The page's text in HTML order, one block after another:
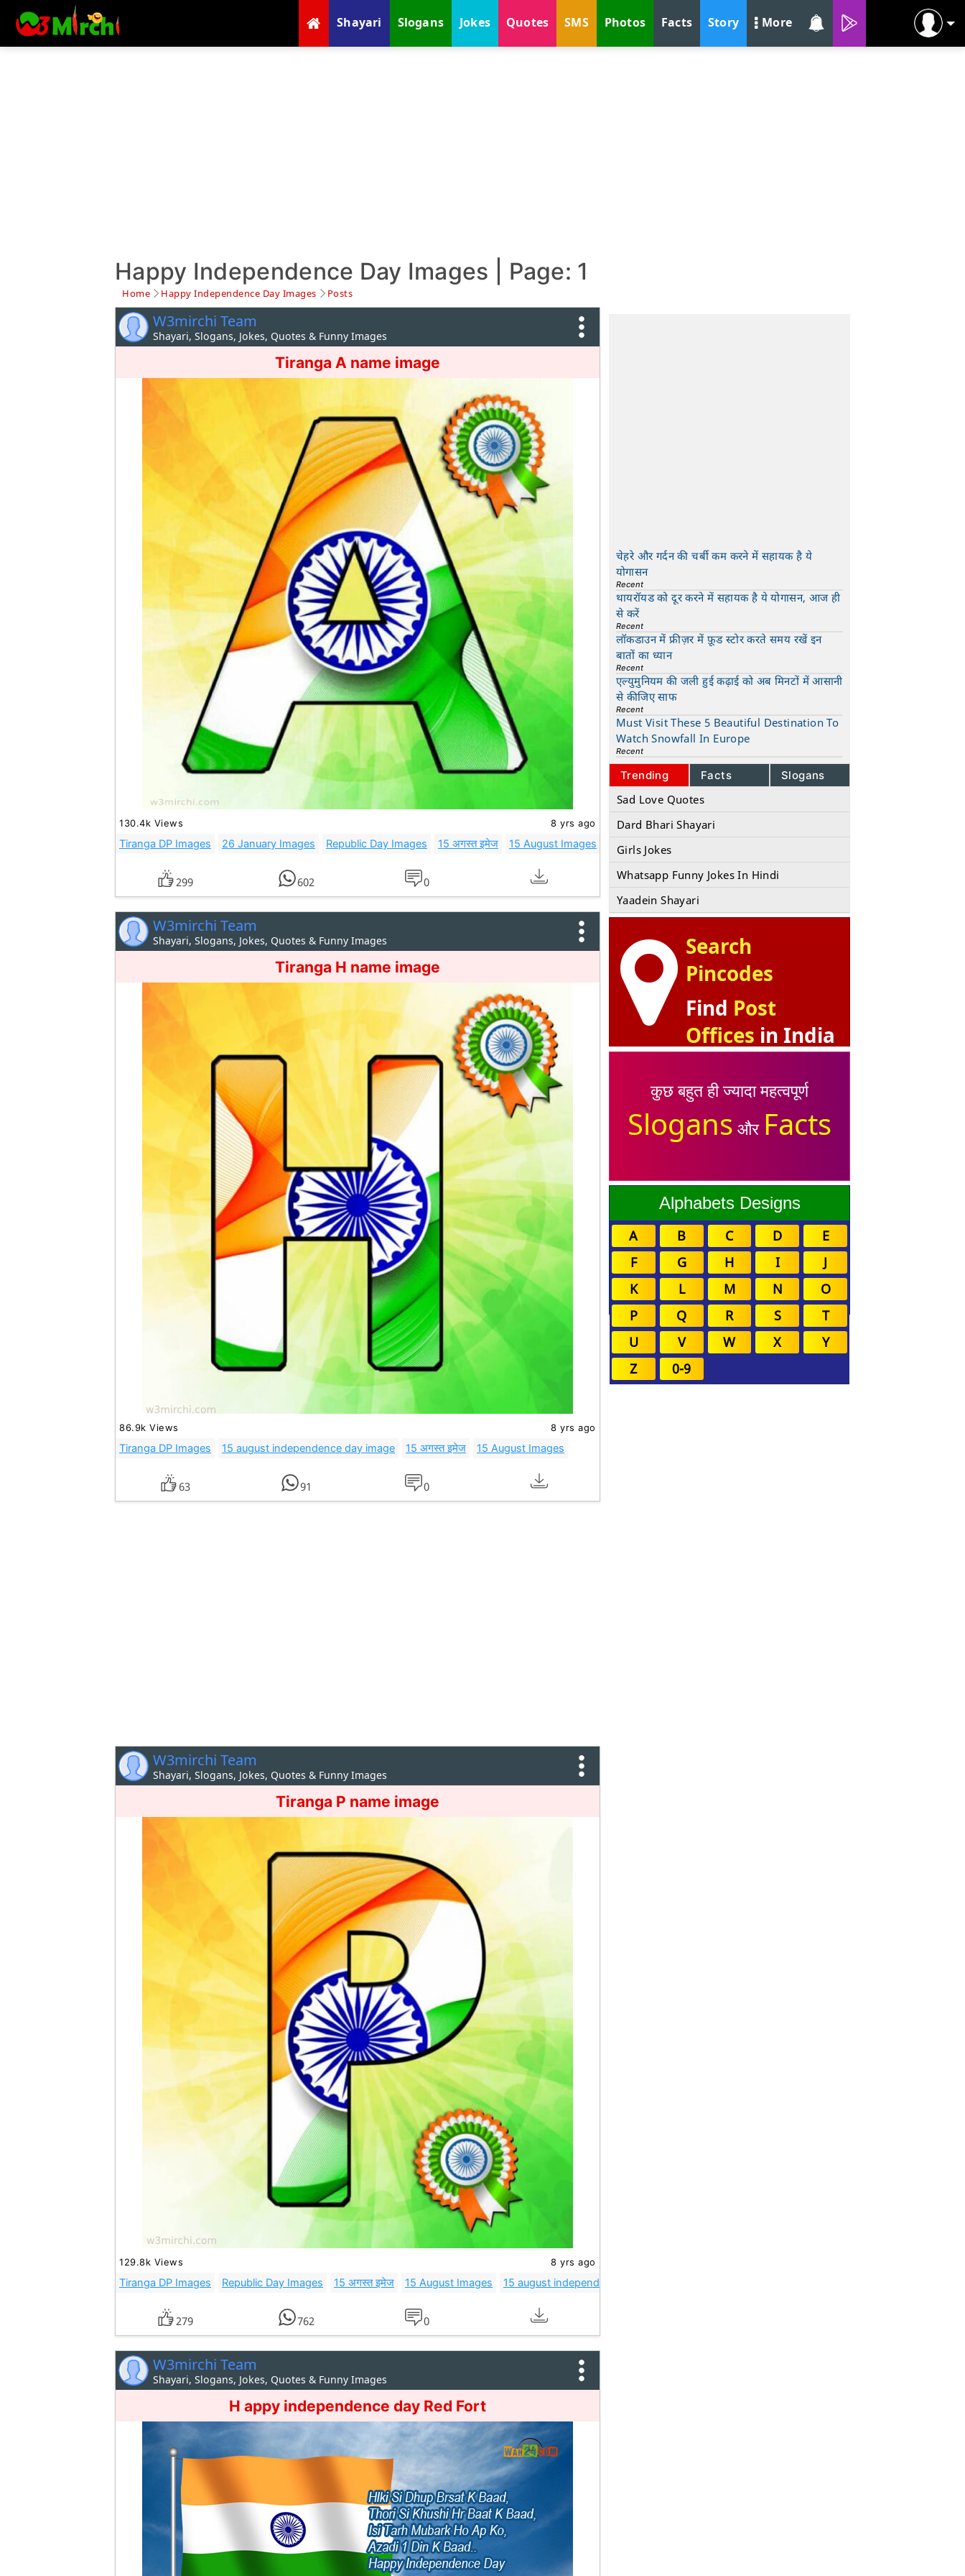
Shayari Slogans Jokes Quotes SMS Photos Facts Story More
Happy Independence Day Images | Page: 1
Home Happy Independence Day Images Posts
W3mirchi Team
Shayari, Slogans, Jokes, Quotes & Funny Images
Tiranga A name image
130.4k Views 8 yrs ago
Tiranga DP Images 26 January Images Republic Day Images 15 अगस्त इमेज 15 August Images 15 august independence day image
299 602 0
W3mirchi Team
Shayari, Slogans, Jokes, Quotes & Funny Images
Tiranga H name image
86.9k Views 8 yrs ago
Tiranga DP Images 15 august independence day image 15 अगस्त इमेज 15 August Images
63 91 0
W3mirchi Team
Shayari, Slogans, Jokes, Quotes & Funny Images
Tiranga P name image
129.8k Views 8 yrs ago
Tiranga DP Images Republic Day Images 15 अगस्त इमेज 15 August Images 15 august independence day image
279 762 0
W3mirchi Team
Shayari, Slogans, Jokes, Quotes & Funny Images
H appy independence day Red Fort
चेहरे और गर्दन की चर्बी कम करने में सहायक है ये
योगासन
Recent
थायरॉयड को दूर करने में सहायक है ये योगासन, आज ही
से करें
Recent
लॉकडाउन में फ्रीज़र में फ़ूड स्टोर करते समय रखें इन
बातों का ध्यान
Recent
एल्युमुनियम की जली हुई कढ़ाई को अब मिनटों में आसानी
से कीजिए साफ
Recent
Must Visit These 5 Beautiful Destination To
Watch Snowfall In Europe
Recent
Trending Facts Slogans
Sad Love Quotes
Dard Bhari Shayari
Girls Jokes
Whatsapp Funny Jokes In Hindi
Yaadein Shayari
Search
Pincodes
Find Post
Offices in India
कुछ बहुत ही ज्यादा महत्वपूर्ण
Slogans और Facts
Alphabets Designs
A B C D
E
F
G H I
J
K
L M N
O
P
Q R S
T
U
V W X
Y
Z
0-9